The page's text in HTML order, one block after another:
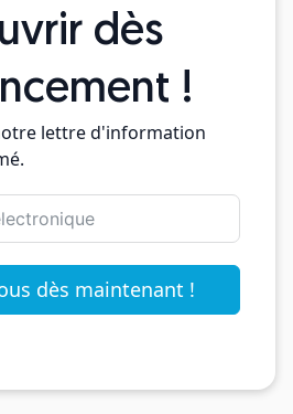
dès
!
lettre d'information
dès maintenant !